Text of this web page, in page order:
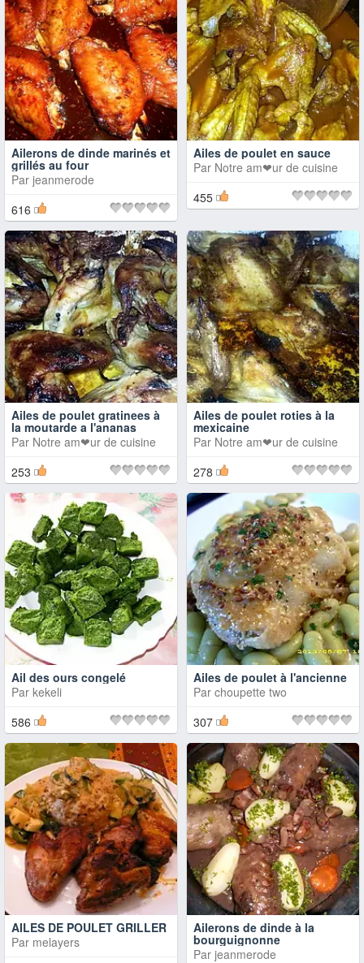
Ailerons de dinde marinés et
grillés au four
Par jeanmerode
616
Ailes de poulet en sauce
Par Notre am❤ur de cuisine
455
Ailes de poulet gratinees à
la moutarde a l'ananas
Par Notre am❤ur de cuisine
253
Ailes de poulet roties à la
mexicaine
Par Notre am❤ur de cuisine
278
Ail des ours congelé
Par kekeli
586
Ailes de poulet à l'ancienne
Par choupette two
307
AILES DE POULET GRILLER
Par melayers
Ailerons de dinde à la
bourguignonne
Par jeanmerode